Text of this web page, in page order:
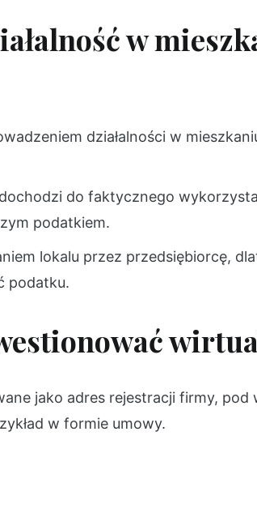
w
działalności w
do faktycznego
podatkiem.
lokalu przez przedsiębiorcę,
podatku.
jako adres rejestracji firmy, pod
w formie umowy.